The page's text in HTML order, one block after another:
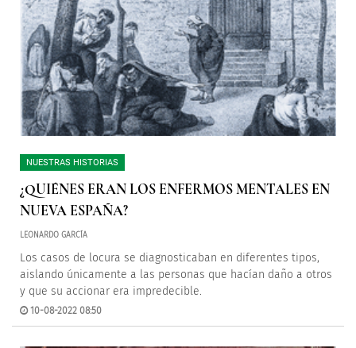
NUESTRAS HISTORIAS
¿QUIÉNES ERAN LOS ENFERMOS MENTALES EN
NUEVA ESPAÑA?
LEONARDO GARCÍA
Los casos de locura se diagnosticaban en diferentes tipos,
aislando únicamente a las personas que hacían daño a otros
y que su accionar era impredecible.
10-08-2022 08:50